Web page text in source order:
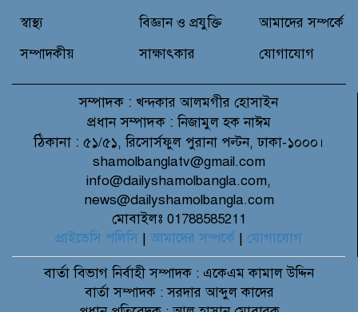
স্বাস্থ্য
সম্পাদকীয়
বিজ্ঞান ও প্রযুক্তি
সাক্ষাৎকার
আমাদের সম্পর্কে
যোগাযোগ
সম্পাদক : খন্দকার আলমগীর হোসাইন
প্রধান সম্পাদক : নিজামুল হক নাঈম
ঠিকানা : ৫১/৫১, রিসোর্সফুল পুরানা পল্টন, ঢাকা-১০০০।
shamolbanglatv@gmail.com
info@dailyshamolbangla.com,
news@dailyshamolbangla.com
মোবাইলঃ 01788585211
প্রাইভেসি পলিসি | আমাদের সম্পর্কে | যোগাযোগ
বার্তা বিভাগনির্বাহী সম্পাদক : একেএম কামাল উদ্দিন
বার্তা সম্পাদক : সরদার আব্দুল কাদের